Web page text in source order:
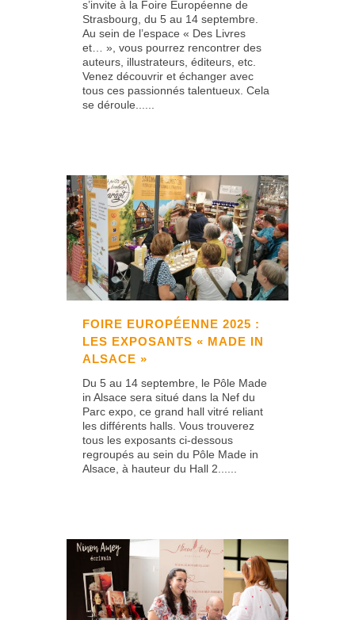
s’invite à la Foire Européenne de
Strasbourg, du 5 au 14 septembre.
Au sein de l’espace « Des Livres
et… », vous pourrez rencontrer des
auteurs, illustrateurs, éditeurs, etc.
Venez découvrir et échanger avec
tous ces passionnés talentueux. Cela
se déroule......
FOIRE EUROPÉENNE 2025 :
LES EXPOSANTS « MADE IN
ALSACE »
Du 5 au 14 septembre, le Pôle Made
in Alsace sera situé dans la Nef du
Parc expo, ce grand hall vitré reliant
les différents halls. Vous trouverez
tous les exposants ci-dessous
regroupés au sein du Pôle Made in
Alsace, à hauteur du Hall 2......